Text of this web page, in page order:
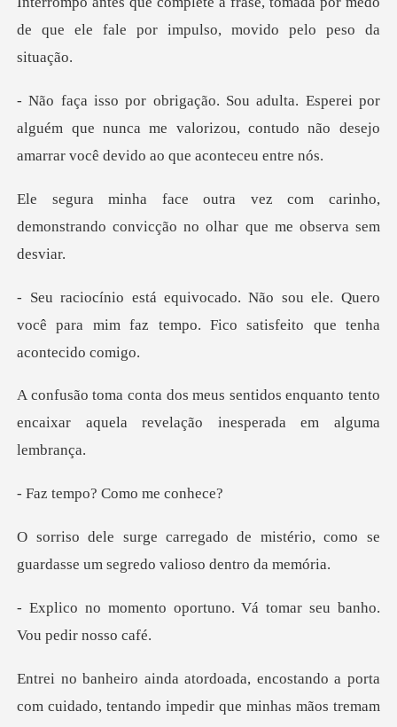
de que ele fale por
por
alguém que nunca me valorizou, contudo não de
m carinho,
demonstrando convicção
u ele. Quero
você para mim faz tempo. Fi
os enquanto tento
encaixar aquela rev
po? Como
mistério, como se
guardasse um s
rtuno. Vá tomar seu banh
ta
com cuidado, tentando impedir que minhas mãos tre